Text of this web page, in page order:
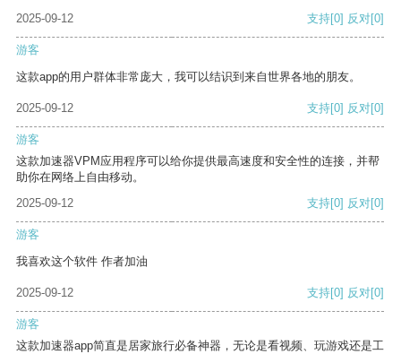
2025-09-12 支持[0] 反对[0]
游客
这款app的用户群体非常庞大，我可以结识到来自世界各地的朋友。
2025-09-12 支持[0] 反对[0]
游客
这款加速器VPM应用程序可以给你提供最高速度和安全性的连接，并帮
助你在网络上自由移动。
2025-09-12
支持[0] 反对[0]
游客
我喜欢这个软件 作者加油
2025-09-12 支持[0] 反对[0]
游客
这款加速器app简直是居家旅行必备神器，无论是看视频、玩游戏还是工